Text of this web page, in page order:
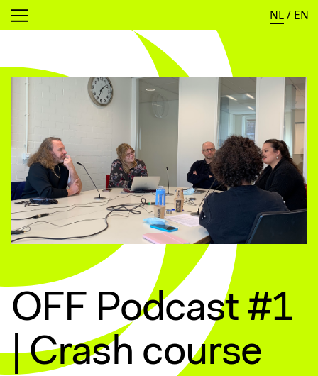
NL/ EN
Open menu
OFF Podcast #1
| Crash course